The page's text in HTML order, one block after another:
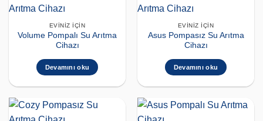
EVINIZ İÇIN
Volume Pompalı Su Arıtma
Cihazı
Devamını oku
EVINIZ İÇIN
Asus Pompasız Su Arıtma
Cihazı
Devamını oku